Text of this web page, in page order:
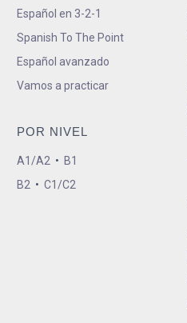
Español en 3-2-1
Spanish To The Point
Español avanzado
Vamos a practicar
POR NIVEL
A1/A2 • B1
B2 • C1/C2